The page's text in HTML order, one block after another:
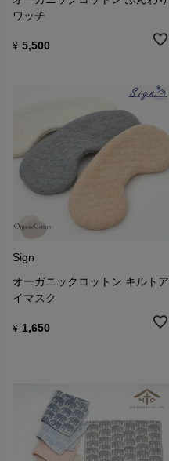
ワッチ
¥ 5,500
Sign
オーガニックコットン キルトア
イマスク
¥ 1,650